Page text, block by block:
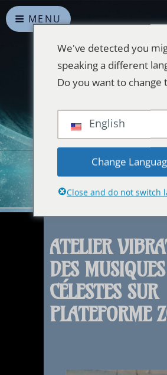
MENU
Alliances
Que la paix prévale sur la Terre et
ATELIER
DES MUSIQUES
CÉLESTES SUR
PLATEFORME
We've detected you
speaking a different
Do you want to change
English
Change
Close and do not switch